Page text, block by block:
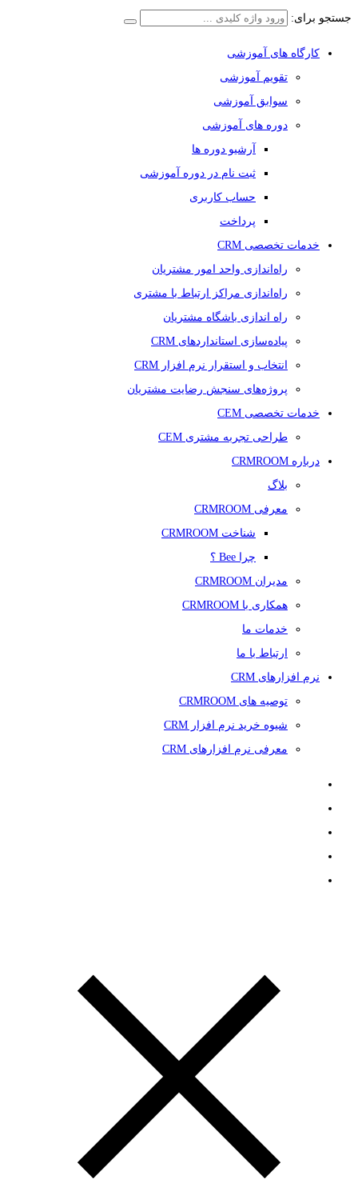
جستجو برای:
کارگاه های آموزشی
تقویم آموزشی
سوابق آموزشی
دوره های آموزشی
آرشیو دوره ها
ثبت نام در دوره آموزشی
حساب کاربری
پرداخت
خدمات تخصصی CRM
راه‌اندازی واحد امور مشتریان
راه‌اندازی مراکز ارتباط با مشتری
راه اندازی باشگاه مشتریان
پیاده‌سازی استانداردهای CRM
انتخاب و استقرار نرم افزار CRM
پروژه‌های سنجش رضایت مشتریان
خدمات تخصصی CEM
طراحی تجربه مشتری CEM
درباره CRMROOM
بلاگ
معرفی CRMROOM
شناخت CRMROOM
چرا Bee ؟
مدیران CRMROOM
همکاری با CRMROOM
خدمات ما
ارتباط با ما
نرم افزارهای CRM
توصیه های CRMROOM
شیوه خرید نرم افزار CRM
معرفی نرم افزارهای CRM